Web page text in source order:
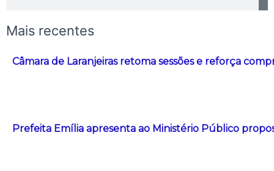
Mais recentes
Câmara de Laranjeiras retoma sessões e reforça
Prefeita Emília apresenta ao Ministério Público